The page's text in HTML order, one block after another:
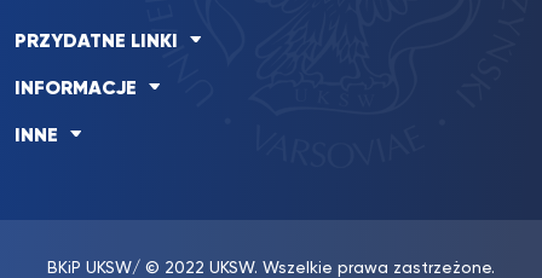
PRZYDATNE LINKI
INFORMACJE
INNE
BKiP UKSW/ © 2022 UKSW. Wszelkie prawa zastrzeżone.